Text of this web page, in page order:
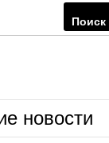
Поиск
новости